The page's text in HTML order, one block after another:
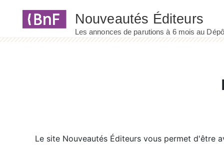
Le site Nouveautés Éditeurs vous permet d'être